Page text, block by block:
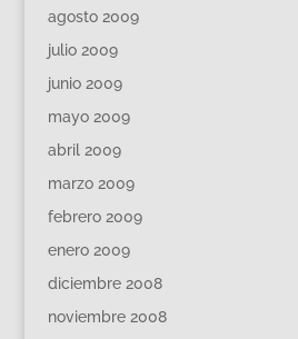
agosto 2009
julio 2009
junio 2009
mayo 2009
abril 2009
marzo 2009
febrero 2009
enero 2009
diciembre 2008
noviembre 2008